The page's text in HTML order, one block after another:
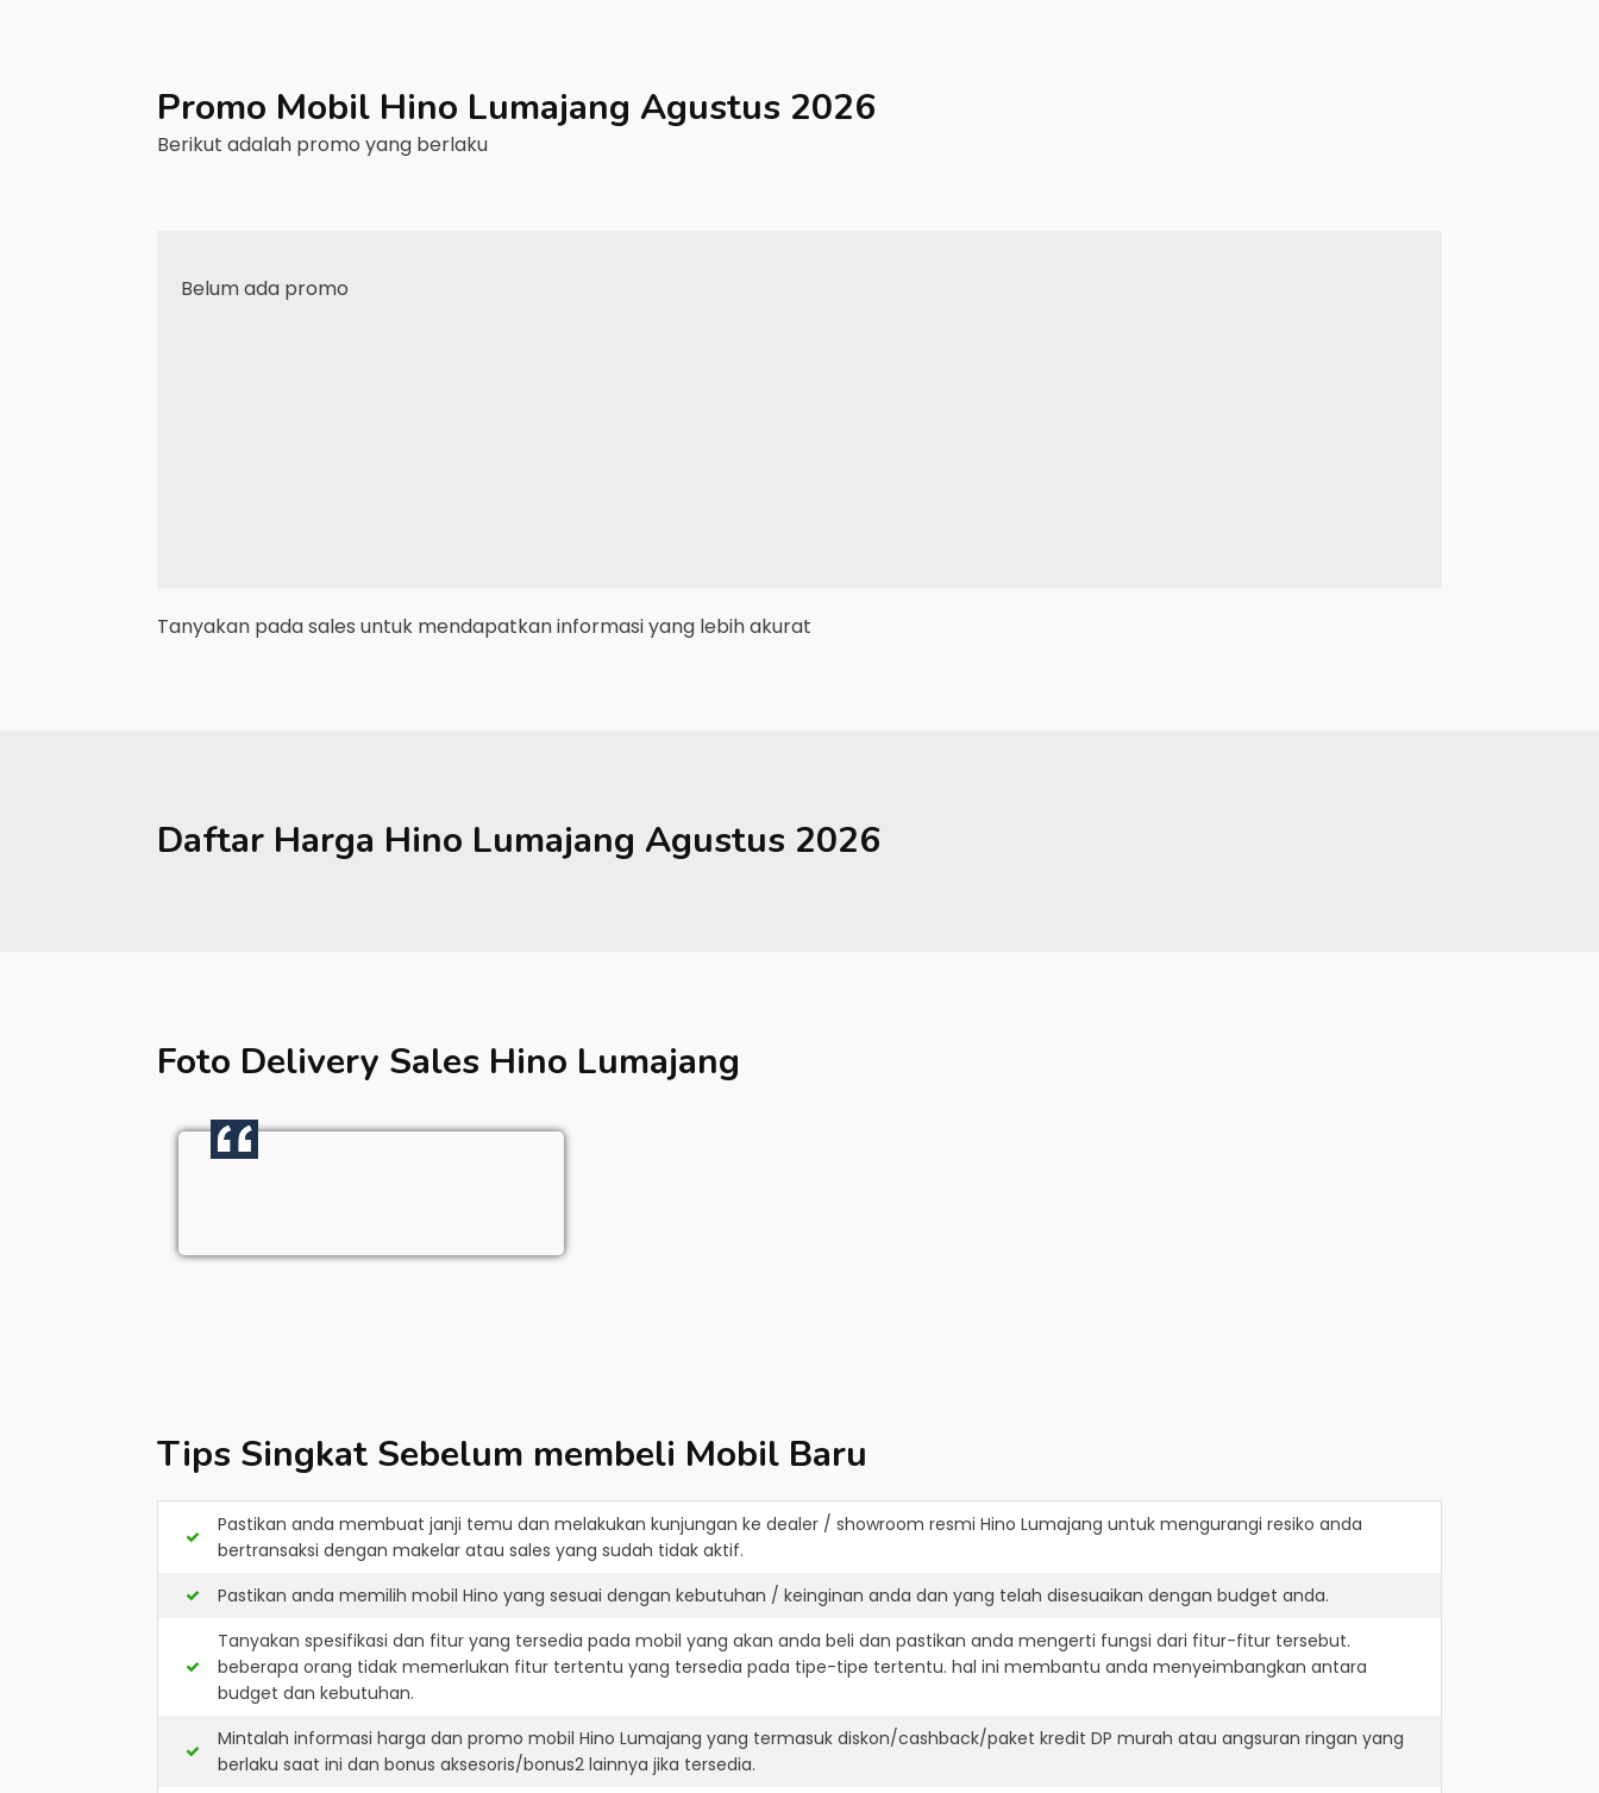
Promo Mobil Hino Lumajang Agustus 2026
Berikut adalah promo yang berlaku
Belum ada promo
Tanyakan pada sales untuk mendapatkan informasi yang lebih akurat
Daftar Harga Hino Lumajang Agustus 2026
Foto Delivery Sales Hino Lumajang
Tips Singkat Sebelum membeli Mobil Baru
Pastikan anda membuat janji temu dan melakukan kunjungan ke dealer / showroom resmi Hino Lumajang untuk mengurangi resiko anda
bertransaksi dengan makelar atau sales yang sudah tidak aktif.
Pastikan anda memilih mobil Hino yang sesuai dengan kebutuhan / keinginan anda dan yang telah disesuaikan dengan budget anda.
Tanyakan spesifikasi dan fitur yang tersedia pada mobil yang akan anda beli dan pastikan anda mengerti fungsi dari fitur-fitur tersebut.
beberapa orang tidak memerlukan fitur tertentu yang tersedia pada tipe-tipe tertentu. hal ini membantu anda menyeimbangkan antara
budget dan kebutuhan.
Mintalah informasi harga dan promo mobil Hino Lumajang yang termasuk diskon/cashback/paket kredit DP murah atau angsuran ringan yang
berlaku saat ini dan bonus aksesoris/bonus2 lainnya jika tersedia.